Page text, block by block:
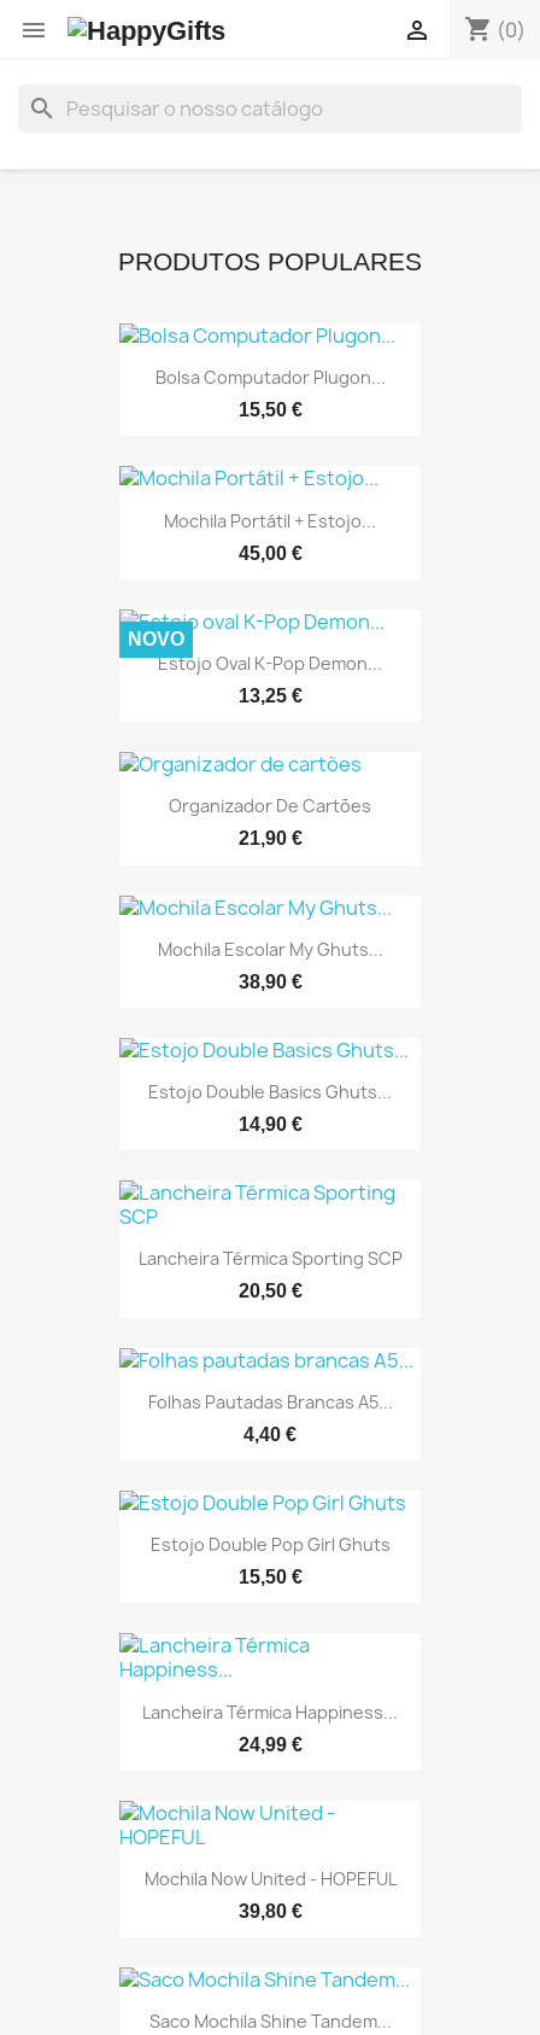
 shopping_cart (0)

search
PRODUTOS POPULARES
Bolsa Computador Plugon...
15,50 €
Mochila Portátil + Estojo...
45,00 €
Estojo Oval K-Pop Demon...
13,25 €
NOVO
Organizador De Cartões
21,90 €
Mochila Escolar My Ghuts...
38,90 €
Estojo Double Basics Ghuts...
14,90 €
Lancheira Térmica Sporting SCP
20,50 €
Folhas Pautadas Brancas A5...
4,40 €
Estojo Double Pop Girl Ghuts
15,50 €
Lancheira Térmica Happiness...
24,99 €
Mochila Now United - HOPEFUL
39,80 €
Saco Mochila Shine Tandem...